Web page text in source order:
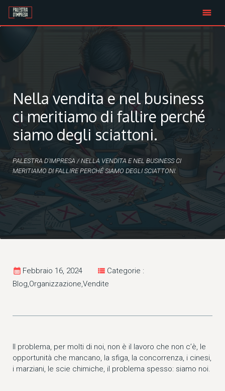
Skip
Nella vendita e nel business
ci meritiamo di fallire perché
siamo degli sciattoni.
PALESTRA D'IMPRESA /NELLA VENDITA E NEL BUSINESS CI
MERITIAMO DI FALLIRE PERCHÉ SIAMO DEGLI SCIATTONI.
calendar_month Febbraio 16, 2024 view_list Categorie :
Blog,Organizzazione,Vendite
Il problema, per molti di noi, non è il lavoro che non c’è, le
opportunità che mancano, la sfiga, la concorrenza, i cinesi,
i marziani, le scie chimiche, il problema spesso: siamo noi.